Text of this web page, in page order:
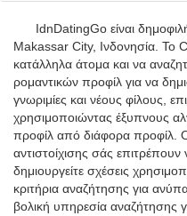
IdnDatingGo είναι
Makassar City, Ινδονησία. Το
κατάλληλα άτομα και να
ρομαντικών προφίλ για να
γνωριμίες και νέους φίλους,
χρησιμοποιώντας έξυπνους
προφίλ από διάφορα προφίλ.
αντιστοίχισης σάς επιτρέπουν
δημιουργείτε σχέσεις
κριτήρια αναζήτησης για
βολική υπηρεσία αναζήτησης